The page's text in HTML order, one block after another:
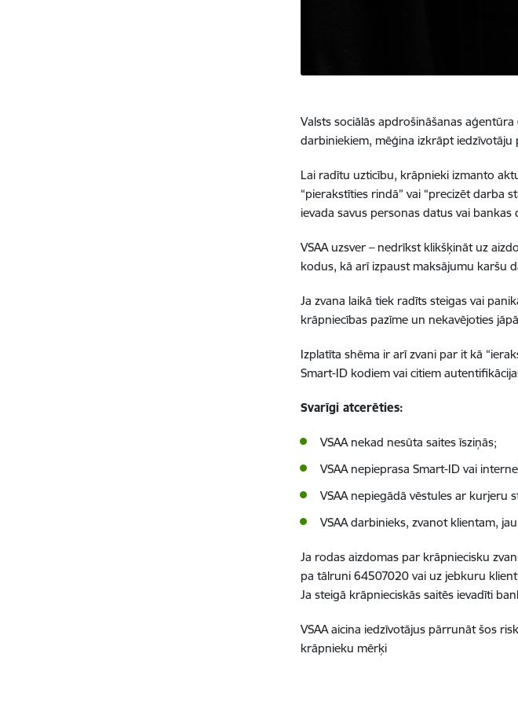
Valsts sociālās apdrošināšanas
darbiniekiem, mēģina izkrāpt iedzīvotāju
Lai radītu uzticību, krāpnieki izmanto
“pierakstīties rindā” vai “precizēt darba
ievada savus personas datus vai bankas
VSAA uzsver – nedrīkst klikšķināt uz
kodus, kā arī izpaust maksājumu karšu
Ja zvana laikā tiek radīts steigas vai
krāpniecības pazīme un nekavējoties
Izplatīta shēma ir arī zvani par it kā
Smart-ID kodiem vai citiem
Svarīgi atcerēties:
VSAA nekad nesūta saites īsziņās;
VSAA nepieprasa Smart-ID vai
VSAA nepiegādā vēstules ar kurjeru
VSAA darbinieks, zvanot klientam,
Ja rodas aizdomas par krāpniecisku
pa tālruni 64507020 vai uz jebkuru
Ja steigā krāpnieciskās saitēs ievadīti
VSAA aicina iedzīvotājus pārrunāt šos
krāpnieku mērķi